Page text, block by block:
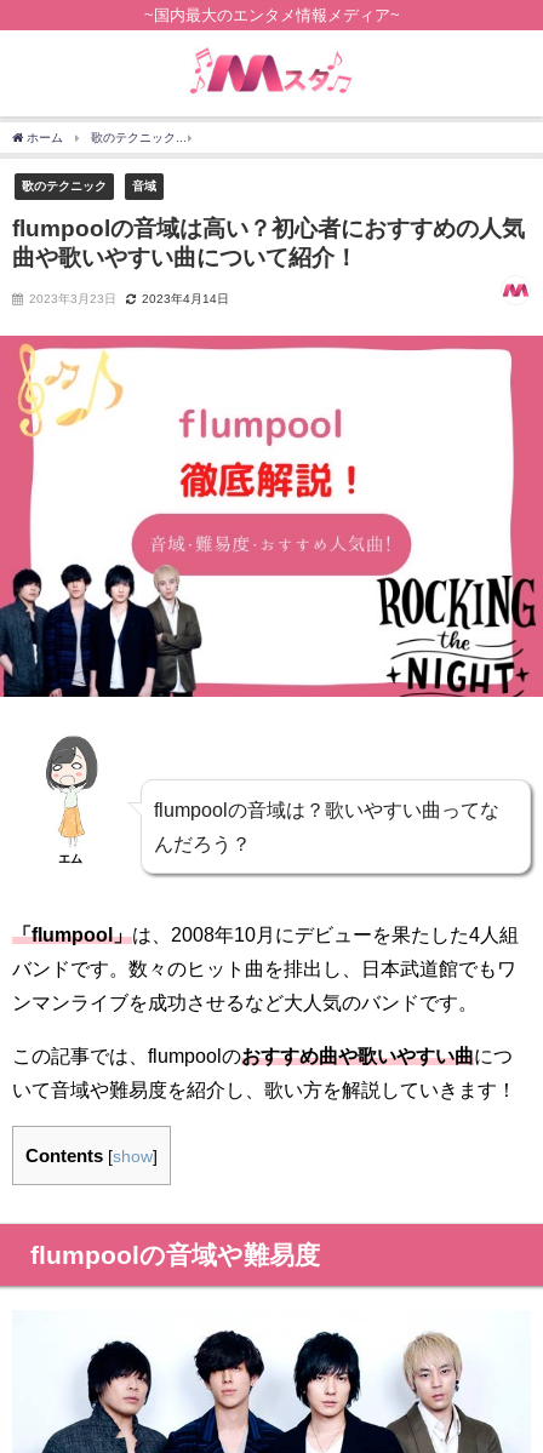
~国内最大のエンタメ情報メディア~
ホーム 歌のテクニック
歌のテクニック 音域
flumpoolの音域は高い？初心者におすすめの人気
曲や歌いやすい曲について紹介！
2023年3月23日 2023年4月14日
エム
flumpoolの音域は？歌いやすい曲ってな
んだろう？
「flumpool」は、2008年10月にデビューを果たした4人組
バンドです。数々のヒット曲を排出し、日本武道館でもワ
ンマンライブを成功させるなど大人気のバンドです。
この記事では、flumpoolのおすすめ曲や歌いやすい曲につ
いて音域や難易度を紹介し、歌い方を解説していきます！
Contents [show]
flumpoolの音域や難易度